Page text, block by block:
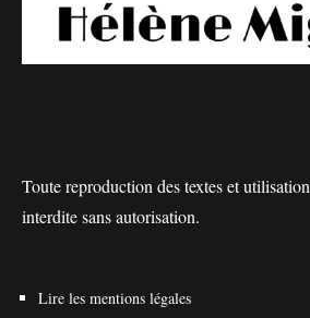
Toute reproduction des textes et
interdite sans autorisation.
Lire les mentions légales